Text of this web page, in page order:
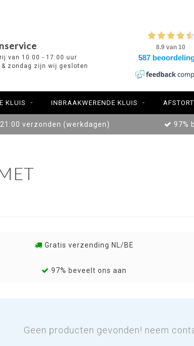
van 10:00 - 17:00 uur
& zondag zijn wij gesloten
KLUIS INBRAAKWERENDE KLUIS
verzonden (werkdagen) 97%
Gratis verzending NL/BE
97% beveelt ons aan
Geen producten gevonden! neem